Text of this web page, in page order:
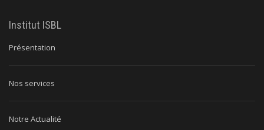
Institut ISBL
Présentation
Nos services
Notre Actualité